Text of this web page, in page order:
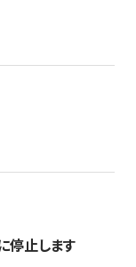
停止します